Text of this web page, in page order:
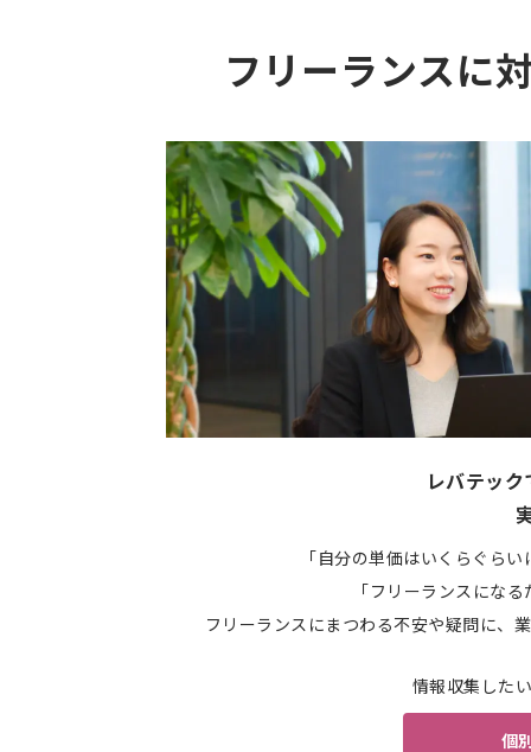
フリーランスに
レバテッ
「自分の単価はいくらぐら
「フリーランスにな
フリーランスにまつわる不安や疑問に、
情報収集した
個